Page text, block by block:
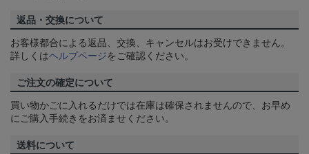
返品・交換について
お客様都合による返品、交換、キャンセルはお受けできません。
詳しくはヘルプページをご確認ください。
ご注文の確定について
買い物かごに入れるだけでは在庫は確保されませんので、お早め
にご購入手続きをお済ませください。
送料について